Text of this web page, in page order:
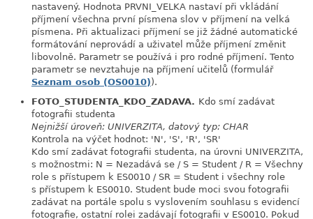
nastavený. Hodnota PRVNI_VELKA nastaví při vkládání
příjmení všechna první písmena slov v příjmení na velká
písmena. Při aktualizaci příjmení se již žádné automatické
formátování neprovádí a uživatel může příjmení změnit
libovolně. Parametr se používá i pro rodné příjmení. Tento
parametr se nevztahuje na příjmení učitelů (formulář
Seznam osob (OS0010)).
FOTO_STUDENTA_KDO_ZADAVA. Kdo smí zadávat
fotografii studenta
Nejnižší úroveň: UNIVERZITA, datový typ: CHAR
Kontrola na výčet hodnot: 'N', 'S', 'R', 'SR'
Kdo smí zadávat fotografii studenta, na úrovni UNIVERZITA,
s možnostmi: N = Nezadává se / S = Student / R = Všechny
role s přístupem k ES0010 / SR = Student i všechny role
s přístupem k ES0010. Student bude moci svou fotografii
zadávat na portále spolu s vyslovením souhlasu s evidencí
fotografie, ostatní rolei zadávají fotografii v ES0010. Pokud